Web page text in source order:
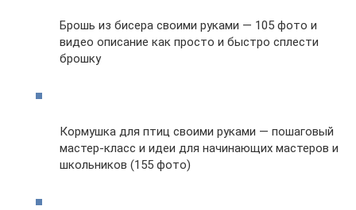
Брошь из бисера своими руками — 105 фото и
видео описание как просто и быстро сплести
брошку
Кормушка для птиц своими руками — пошаговый
мастер-класс и идеи для начинающих мастеров и
школьников (155 фото)